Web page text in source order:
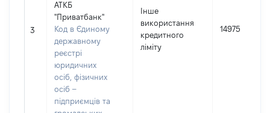
3
АТКБ
"Приватбанк"
Код в Єдиному
державному
реєстрі
юридичних
осіб, фізичних
осіб –
підприємців та
Інше
використання
кредитного
ліміту
14975